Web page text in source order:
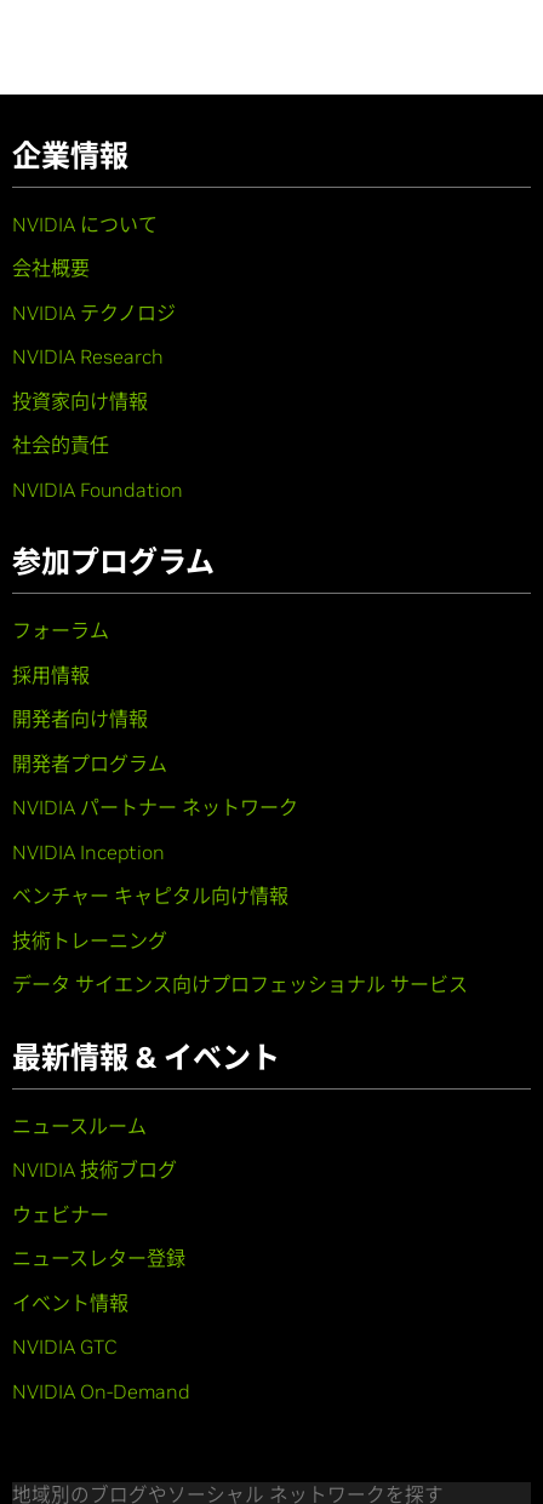
企業情報
NVIDIA について
会社概要
NVIDIA テクノロジ
NVIDIA Research
投資家向け情報
社会的責任
NVIDIA Foundation
参加プログラム
フォーラム
採用情報
開発者向け情報
開発者プログラム
NVIDIA パートナー ネットワーク
NVIDIA Inception
ベンチャー キャピタル向け情報
技術トレーニング
データ サイエンス向けプロフェッショナル サービス
最新情報 & イベント
ニュースルーム
NVIDIA 技術ブログ
ウェビナー
ニュースレター登録
イベント情報
NVIDIA GTC
NVIDIA On-Demand
地域別のブログやソーシャル ネットワークを探す